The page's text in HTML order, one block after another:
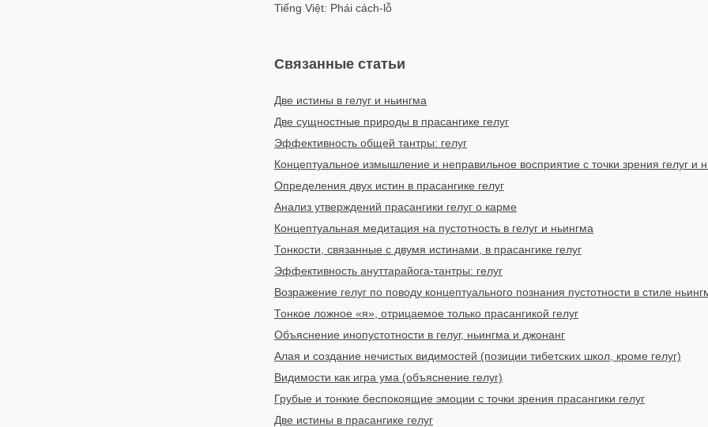
Tiếng Việt: Phái cách-lỗ
Связанные статьи
Две истины в гелуг и ньингма
Две сущностные природы в прасангике гелуг
Эффективность общей тантры: гелуг
Концептуальное измышление и неправильное восприятие с точки зрения гелуг и
Определения двух истин в прасангике гелуг
Анализ утверждений прасангики гелуг о карме
Концептуальная медитация на пустотность в гелуг и ньингма
Тонкости, связанные с двумя истинами, в прасангике гелуг
Эффективность ануттарайога-тантры: гелуг
Возражение гелуг по поводу концептуального познания пустотности в стиле
Тонкое ложное «я», отрицаемое только прасангикой гелуг
Объяснение инопустотности в гелуг, ньингма и джонанг
Алая и создание нечистых видимостей (позиции тибетских школ, кроме гелуг)
Видимости как игра ума (объяснение гелуг)
Грубые и тонкие беспокоящие эмоции с точки зрения прасангики гелуг
Две истины в прасангике гелуг